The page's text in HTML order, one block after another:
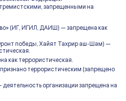
запрещенными на
(ИГ, ИГИЛ, ДАИШ) — запрещена как
победы, Хайят Тахрир аш-Шам) —
как террористическая.
террористическим (запрещено
организации запрещена на